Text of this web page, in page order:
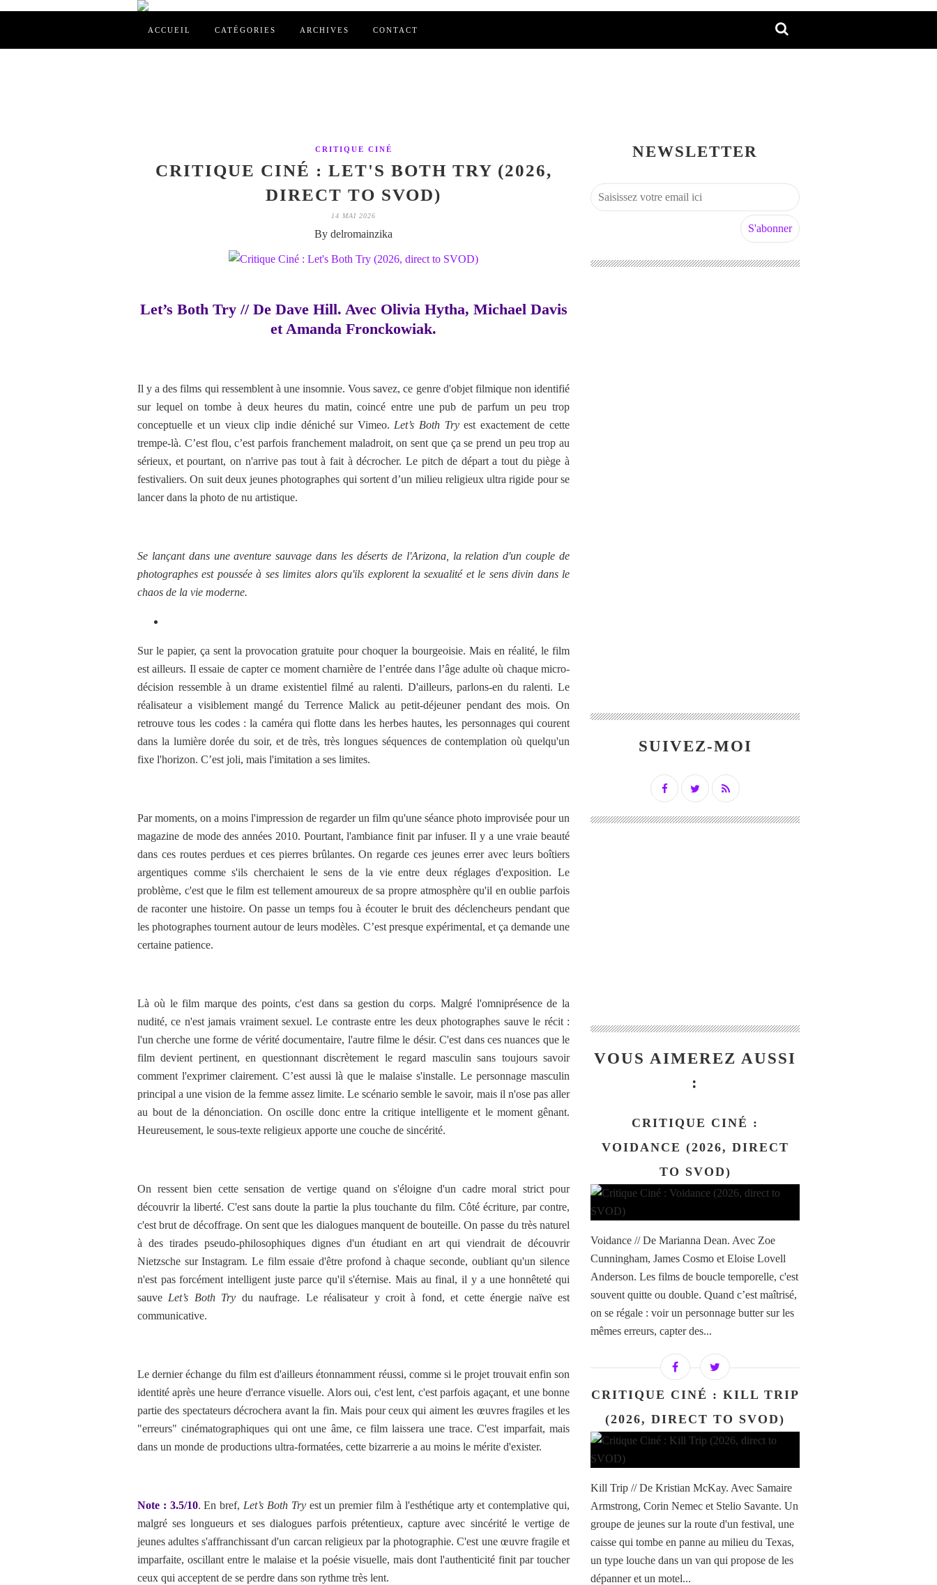
ACCUEIL CATÉGORIES ARCHIVES CONTACT
CRITIQUE CINÉ
CRITIQUE CINÉ : LET'S BOTH TRY (2026,
DIRECT TO SVOD)
14 MAI 2026
By delromainzika
Let’s Both Try // De Dave Hill. Avec Olivia Hytha, Michael Davis
et Amanda Fronckowiak.
Il y a des films qui ressemblent à une insomnie. Vous savez, ce genre d'objet filmique non identifié
sur lequel on tombe à deux heures du matin, coincé entre une pub de parfum un peu trop
conceptuelle et un vieux clip indie déniché sur Vimeo. Let’s Both Tryest exactement de cette
trempe-là. C’est flou, c’est parfois franchement maladroit, on sent que ça se prend un peu trop au
sérieux, et pourtant, on n'arrive pas tout à fait à décrocher. Le pitch de départ a tout du piège à
festivaliers. On suit deux jeunes photographes qui sortent d’un milieu religieux ultra rigide pour se
lancer dans la photo de nu artistique.
Se lançant dans une aventure sauvage dans les déserts de l'Arizona, la relation d'un couple de
photographes est poussée à ses limites alors qu'ils explorent la sexualité et le sens divin dans le
chaos de la vie moderne.
Sur le papier, ça sent la provocation gratuite pour choquer la bourgeoisie. Mais en réalité, le film
est ailleurs. Il essaie de capter ce moment charnière de l’entrée dans l’âge adulte où chaque micro-
décision ressemble à un drame existentiel filmé au ralenti. D'ailleurs, parlons-en du ralenti. Le
réalisateur a visiblement mangé du Terrence Malick au petit-déjeuner pendant des mois. On
retrouve tous les codes : la caméra qui flotte dans les herbes hautes, les personnages qui courent
dans la lumière dorée du soir, et de très, très longues séquences de contemplation où quelqu'un
fixe l'horizon. C’est joli, mais l'imitation a ses limites.
Par moments, on a moins l'impression de regarder un film qu'une séance photo improvisée pour un
magazine de mode des années 2010. Pourtant, l'ambiance finit par infuser. Il y a une vraie beauté
dans ces routes perdues et ces pierres brûlantes. On regarde ces jeunes errer avec leurs boîtiers
argentiques comme s'ils cherchaient le sens de la vie entre deux réglages d'exposition. Le
problème, c'est que le film est tellement amoureux de sa propre atmosphère qu'il en oublie parfois
de raconter une histoire. On passe un temps fou à écouter le bruit des déclencheurs pendant que
les photographes tournent autour de leurs modèles. C’est presque expérimental, et ça demande une
certaine patience.
Là où le film marque des points, c'est dans sa gestion du corps. Malgré l'omniprésence de la
nudité, ce n'est jamais vraiment sexuel. Le contraste entre les deux photographes sauve le récit :
l'un cherche une forme de vérité documentaire, l'autre filme le désir. C'est dans ces nuances que le
film devient pertinent, en questionnant discrètement le regard masculin sans toujours savoir
comment l'exprimer clairement. C’est aussi là que le malaise s'installe. Le personnage masculin
principal a une vision de la femme assez limite. Le scénario semble le savoir, mais il n'ose pas aller
au bout de la dénonciation. On oscille donc entre la critique intelligente et le moment gênant.
Heureusement, le sous-texte religieux apporte une couche de sincérité.
On ressent bien cette sensation de vertige quand on s'éloigne d'un cadre moral strict pour
découvrir la liberté. C'est sans doute la partie la plus touchante du film. Côté écriture, par contre,
c'est brut de décoffrage. On sent que les dialogues manquent de bouteille. On passe du très naturel
à des tirades pseudo-philosophiques dignes d'un étudiant en art qui viendrait de découvrir
Nietzsche sur Instagram. Le film essaie d'être profond à chaque seconde, oubliant qu'un silence
n'est pas forcément intelligent juste parce qu'il s'éternise. Mais au final, il y a une honnêteté qui
sauve Let’s Both Try du naufrage. Le réalisateur y croit à fond, et cette énergie naïve est
communicative.
Le dernier échange du film est d'ailleurs étonnamment réussi, comme si le projet trouvait enfin son
identité après une heure d'errance visuelle. Alors oui, c'est lent, c'est parfois agaçant, et une bonne
partie des spectateurs décrochera avant la fin. Mais pour ceux qui aiment les œuvres fragiles et les
"erreurs" cinématographiques qui ont une âme, ce film laissera une trace. C'est imparfait, mais
dans un monde de productions ultra-formatées, cette bizarrerie a au moins le mérite d'exister.
Note : 3.5/10. En bref, Let’s Both Tryest un premier film à l'esthétique arty et contemplative qui,
malgré ses longueurs et ses dialogues parfois prétentieux, capture avec sincérité le vertige de
jeunes adultes s'affranchissant d'un carcan religieux par la photographie. C'est une œuvre fragile et
imparfaite, oscillant entre le malaise et la poésie visuelle, mais dont l'authenticité finit par toucher
ceux qui acceptent de se perdre dans son rythme très lent.
NEWSLETTER
SUIVEZ-MOI
VOUS AIMEREZ AUSSI
:
CRITIQUE CINÉ :
VOIDANCE (2026, DIRECT
TO SVOD)
Voidance // De Marianna Dean. Avec Zoe
Cunningham, James Cosmo et Eloise Lovell
Anderson. Les films de boucle temporelle, c'est
souvent quitte ou double. Quand c’est maîtrisé,
on se régale : voir un personnage butter sur les
mêmes erreurs, capter des...
CRITIQUE CINÉ : KILL TRIP
(2026, DIRECT TO SVOD)
Kill Trip // De Kristian McKay. Avec Samaire
Armstrong, Corin Nemec et Stelio Savante. Un
groupe de jeunes sur la route d'un festival, une
caisse qui tombe en panne au milieu du Texas,
un type louche dans un van qui propose de les
dépanner et un motel...